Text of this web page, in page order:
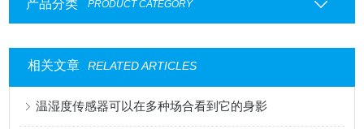
产品分类 PRODUCT CATEGORY
相关文章 RELATED ARTICLES
温湿度传感器可以在多种场合看到它的身影